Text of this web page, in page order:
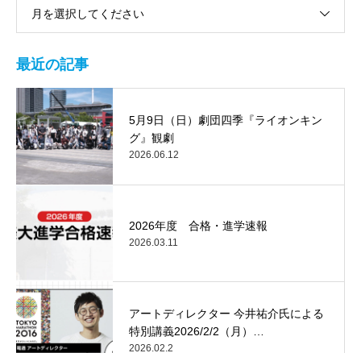
月を選択してください
最近の記事
5月9日（日）劇団四季『ライオンキン
グ』観劇
2026.06.12
2026年度 合格・進学速報
2026.03.11
アートディレクター 今井祐介氏による
特別講義2026/2/2（月）…
2026.02.2